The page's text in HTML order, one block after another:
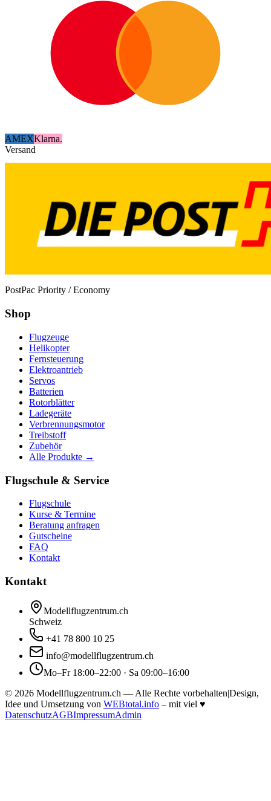
AMEXKlarna.
Versand
PostPac Priority / Economy
Shop
Flugzeuge
Helikopter
Fernsteuerung
Elektroantrieb
Servos
Batterien
Rotorblätter
Ladegeräte
Verbrennungsmotor
Treibstoff
Zubehör
Alle Produkte →
Flugschule & Service
Flugschule
Kurse & Termine
Beratung anfragen
Gutscheine
FAQ
Kontakt
Kontakt
Modellflugzentrum.ch
Schweiz
+41 78 800 10 25
info@modellflugzentrum.ch
Mo–Fr 18:00–22:00 · Sa 09:00–16:00
© 2026 Modellflugzentrum.ch — Alle Rechte vorbehalten|Design,
Idee und Umsetzung von WEBtotal.info – mit viel ♥
DatenschutzAGBImpressumAdmin